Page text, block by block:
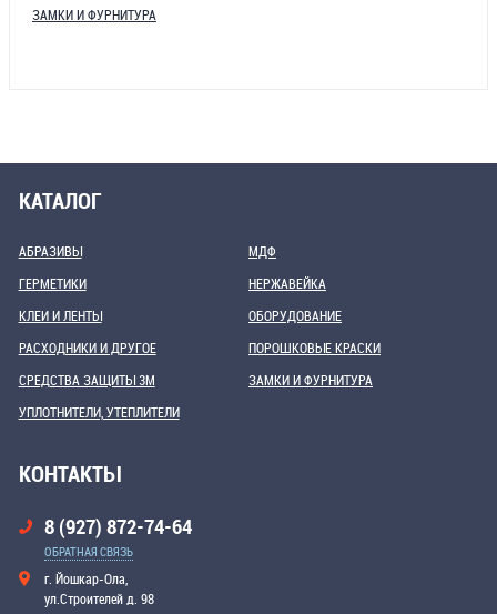
ЗАМКИ И ФУРНИТУРА
КАТАЛОГ
АБРАЗИВЫ
ГЕРМЕТИКИ
КЛЕИ И ЛЕНТЫ
МДФ
НЕРЖАВЕЙКА
ОБОРУДОВАНИЕ
РАСХОДНИКИ И ДРУГОЕ
СРЕДСТВА ЗАЩИТЫ 3М
УПЛОТНИТЕЛИ, УТЕПЛИТЕЛИ
ПОРОШКОВЫЕ КРАСКИ
ЗАМКИ И ФУРНИТУРА
КОНТАКТЫ
8 (927) 872-74-64
ОБРАТНАЯ СВЯЗЬ
г. Йошкар-Ола,
ул.Строителей д. 98